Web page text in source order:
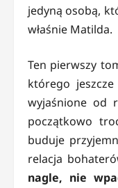
jedyną osobą,
właśnie Matilda.
Ten pierwszy
którego
wyjaśnione od
początkowo
buduje
relacja
nagle, nie